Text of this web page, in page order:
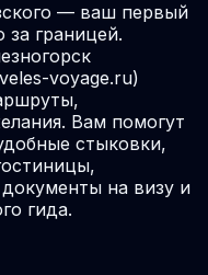
— ваш первый
границей.
voyage.ru)
Вам помогут
стыковки,
на визу и
гида.